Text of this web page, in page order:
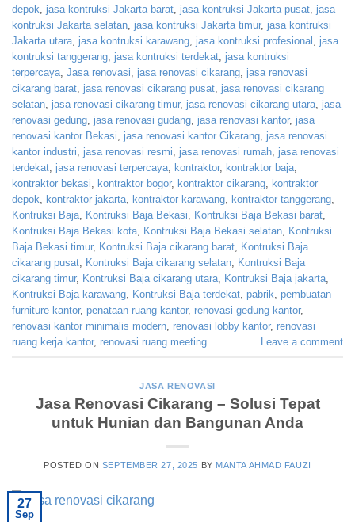
depok
jasa kontruksi Jakarta barat jasa kontruksi Jakarta pusat jasa
kontruksi Jakarta selatan jasa kontruksi Jakarta timur, jasa kontruksi
Jakarta utara jasa kontruksi karawang jasa kontruksi profesional
jasa
kontruksi tanggerang jasa kontruksi terdekat jasa kontruksi
terpercaya Jasa renovasi jasa renovasi cikarang jasa renovasi
cikarang barat jasa renovasi cikarang pusat jasa renovasi cikarang
selatan jasa renovasi cikarang timur, jasa renovasi cikarang utara jasa
renovasi gedung jasa renovasi gudang jasa renovasi kantor, jasa
renovasi kantor Bekasi
jasa renovasi kantor Cikarang jasa renovasi
kantor industri
jasa renovasi resmi jasa renovasi rumah jasa renovasi
terdekat jasa renovasi terpercaya kontraktor, kontraktor baja
kontraktor bekasi
kontraktor bogor, kontraktor cikarang
kontraktor
depok
kontraktor jakarta kontraktor karawang kontraktor tanggerang
Kontruksi Baja
Kontruksi Baja Bekasi Kontruksi Baja Bekasi barat
Kontruksi Baja Bekasi kota
Kontruksi Baja Bekasi selatan
Kontruksi
Baja Bekasi timur, Kontruksi Baja cikarang barat
Kontruksi Baja
cikarang pusat
Kontruksi Baja cikarang selatan
Kontruksi Baja
cikarang timur, Kontruksi Baja cikarang utara Kontruksi Baja jakarta
Kontruksi Baja karawang
Kontruksi Baja terdekat pabrik pembuatan
furniture kantor, penataan ruang kantor, renovasi gedung kantor,
renovasi kantor minimalis modern renovasi lobby kantor, renovasi
ruang kerja kantor, renovasi ruang meeting Leave a comment
JASA RENOVASI
Jasa Renovasi Cikarang – Solusi Tepat
untuk Hunian dan Bangunan Anda
POSTED ON SEPTEMBER 27, 2025 BY MANTA AHMAD FAUZI
27
Sep